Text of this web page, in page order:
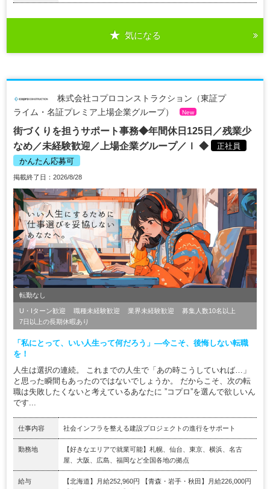
気になる
株式会社コプロコンストラクション（東証プ
ライム・名証プレミア上場企業グループ）
New
街づくりを担うサポート事務◆年間休日125日／残業少
なめ／未経験歓迎／上場企業グループ／ｌ ◆
正社員
かんたん応募可
掲載終了日：2026/8/28
転勤なし
U・Iターン歓迎 職種未経験歓迎 業界未経験歓迎
募集人数10名以上
7日以上の長期休暇あり
「私にとって、いい人生って何だろう」―今こそ、後悔しない転職
を！
人生は選択の連続。 これまでの人生で「あの時こうしていれば…」
と思った瞬間もあったのではないでしょうか。 だからこそ、次の転
職は失敗したくないと考えているあなたに ”コプロ”を選んで欲しいん
です...
仕事内容 社会インフラを整える建設プロジェクトの進行をサポート
勤務地
【好きなエリアで就業可能】札幌、仙台、東京、横浜、名古
屋、大阪、広島、福岡など全国各地の拠点
給与
【北海道】月給252,960円 【青森・岩手・秋田】月給226,000円